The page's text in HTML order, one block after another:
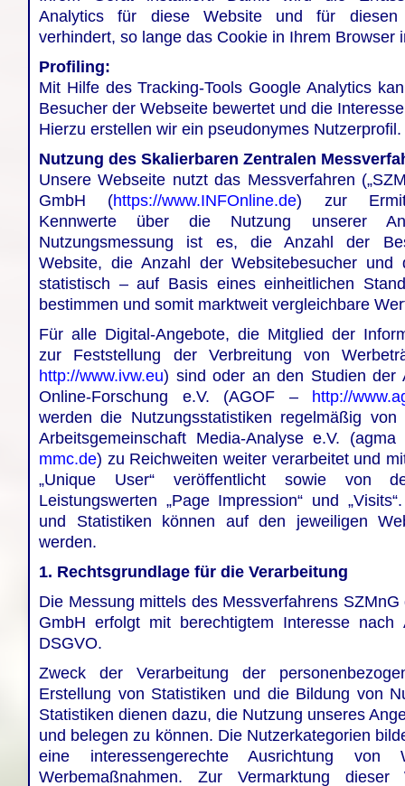
Analytics für diese Website und für diesen
verhindert, so lange das Cookie in Ihrem Browser
Profiling:
Mit Hilfe des Tracking-Tools Google Analytics
Besucher der Webseite bewertet und die
Hierzu erstellen wir ein pseudonymes Nutzerprofil.
Nutzung des Skalierbaren Zentralen
Unsere Webseite nutzt das Messverfahren
GmbH (https://www.INFOnline.de) zur
Kennwerte über die Nutzung unserer
Nutzungsmessung ist es, die Anzahl der
Website, die Anzahl der Websitebesucher und
statistisch – auf Basis eines einheitlichen
bestimmen und somit marktweit vergleichbare
Für alle Digital-Angebote, die Mitglied der
zur Feststellung der Verbreitung von
http://www.ivw.eu) sind oder an den Studien der
Online-Forschung e.V. (AGOF – http://
werden die Nutzungsstatistiken regelmäßig
Arbeitsgemeinschaft Media-Analyse e.V.
mmc.de) zu Reichweiten weiter verarbeitet und
„Unique User“ veröffentlicht sowie von
Leistungswerten „Page Impression“ und
und Statistiken können auf den jeweiligen
werden.
1. Rechtsgrundlage für die Verarbeitung
Die Messung mittels des Messverfahrens
GmbH erfolgt mit berechtigtem Interesse
DSGVO.
Zweck der Verarbeitung der
Erstellung von Statistiken und die Bildung von
Statistiken dienen dazu, die Nutzung unseres
und belegen zu können. Die Nutzerkategorien
eine interessengerechte Ausrichtung von
Werbemaßnahmen. Zur Vermarktung